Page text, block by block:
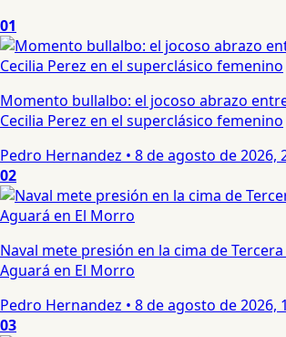
01
Momento bullalbo: el jocoso abrazo
Cecilia Perez en el superclásico femenino
Pedro Hernandez • 8 de agosto de 2026,
02
Naval mete presión en la cima de Tercera
Aguará en El Morro
Pedro Hernandez • 8 de agosto de 2026,
03